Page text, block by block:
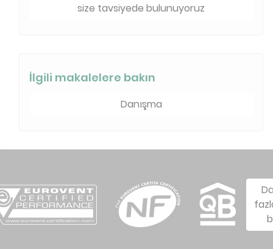
size tavsiyede bulunuyoruz
İlgili makalelere bakın
Danışma